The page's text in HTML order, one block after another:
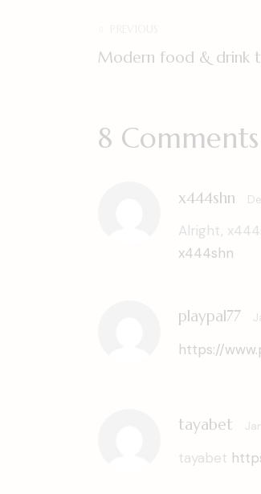
Modern food & drink
8 Comments
x444shn
Alright,
x444shn
playpal77
https://
tayabet
tayabet